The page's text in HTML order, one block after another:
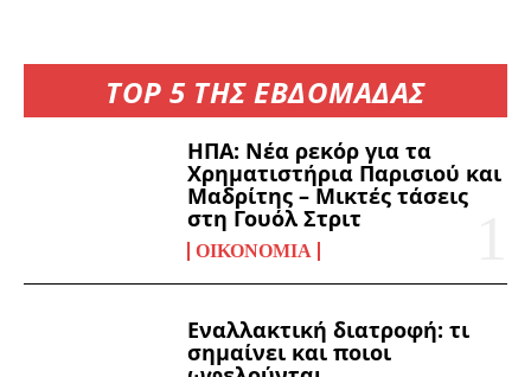
TOP 5 ΤΗΣ ΕΒΔΟΜΑΔΑΣ
ΗΠΑ: Νέα ρεκόρ για τα
Χρηματιστήρια Παρισιού και
Μαδρίτης – Μικτές τάσεις
στη Γουόλ Στριτ
ΟΙΚΟΝΟΜΊΑ
Εναλλακτική διατροφή: τι
σημαίνει και ποιοι